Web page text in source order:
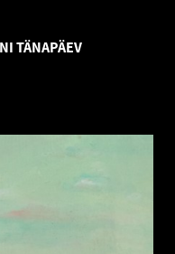
TÄNAPÄEV